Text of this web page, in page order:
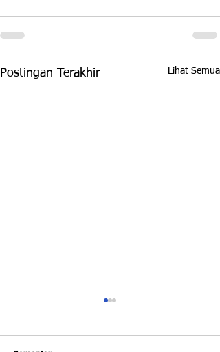
Postingan Terakhir Lihat Semua